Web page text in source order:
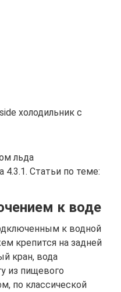
холодильник с
льда
4.3.1. Статьи по теме:
к воде
к водной
крепится на задней
кран, вода
из пищевого
по классической